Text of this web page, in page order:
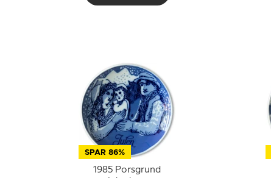
SPAR 86%
1985 Porsgrund